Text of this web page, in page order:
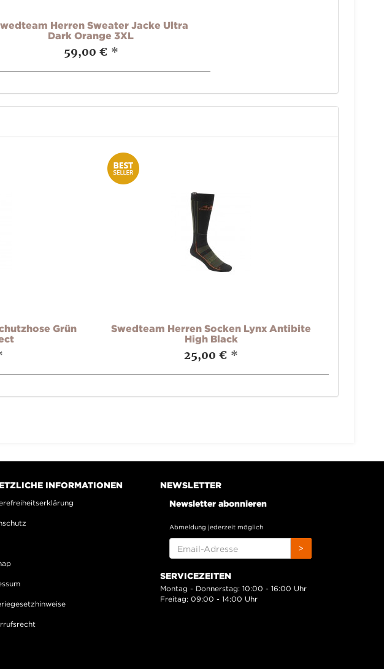
Herren Sweater Jacke Ultra
Dark Orange 3XL
59,00 € *
Grün
Swedteam Herren Socken Lynx Antibite
High Black
25,00 € *
INFORMATIONEN
NEWSLETTER
Newsletter abonnieren
Abmeldung jederzeit möglich
ADRESSE
>
SERVICEZEITEN
Montag - Donnerstag: 10:00 - 16:00 Uhr
Freitag: 09:00 - 14:00 Uhr